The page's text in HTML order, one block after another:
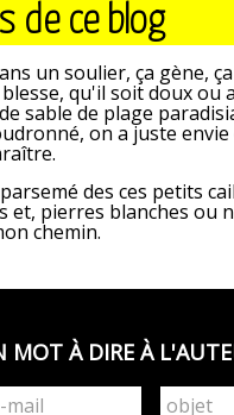
de ce blog
un soulier, ça gène,
qu'il soit doux ou
sable de plage
on a juste
des ces petits
et, pierres blanches ou
chemin.
MOT À DIRE À